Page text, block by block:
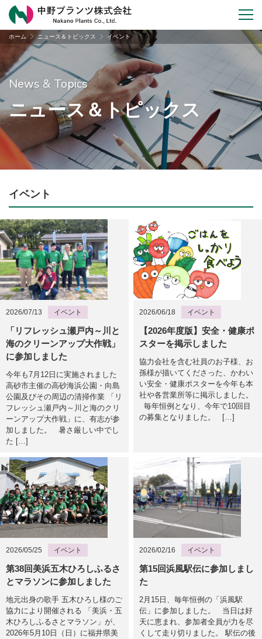
ホーム ニュース＆トピックス イベント
News & Topics
ニュース＆トピックス
イベント
2026/07/13 イベント
「リフレッシュ瀬戸内～川と
海のクリーンアップ大作戦」
に参加しました
今年も7月12日に実施されました
高砂市主催の高砂海浜公園・向島
公園及びその周辺の清掃作業 「リ
フレッシュ瀬戸内～川と海のクリ
ーンアップ大作戦」に、有志が参
加しました。 暑さ厳しい中でし
た […]
2026/06/18 イベント
【2026年度版】安全・健康ポ
スターを掲示しました
協力会社を含む社員のお子様、お
孫様が描いてくださった、かわい
い安全・健康ポスターを今年も本
社や各営業所等に掲示しました。
毎年恒例となり、今年で10回目
の募集となりました。 […]
2026/05/25 イベント
第38回美浜五木ひろしふるさ
とマラソンに参加しました
地元出身の歌手 五木ひろし様のご
協力により開催される 「美浜・五
木ひろしふるさとマラソン」が、
2026年5月10日（日）に福井県美
2026/02/16 イベント
第15回浜風駅伝に参加しまし
た
2月15日、毎年恒例の「浜風駅
伝」に参加しました。 当日は好
天に恵まれ、参加者全員が力を尽
くして走り切りました。 駅伝の後